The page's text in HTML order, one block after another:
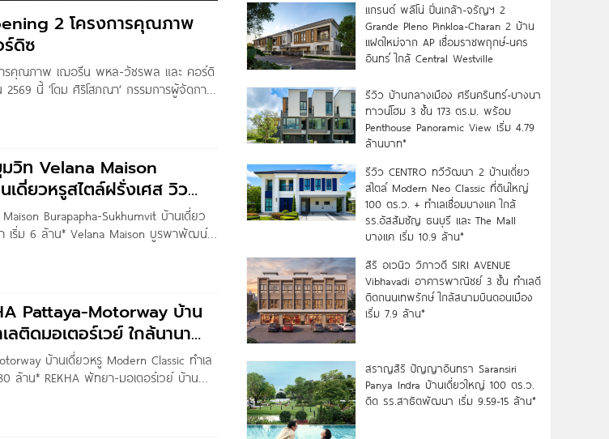
ทยแลนด์ จำกัด (มหาชน) กล่าวว่า
2 โครงการคุณภาพ
ดิซ
การคุณภาพ เฌอรีน พหล-วัชรพล และ คอร์ดิ
นี้ ‘โดม ศิริโสภณา‘ กรรมการผู้จัดการ
หลักลุยที่อยู่อาศัยแนวราบ เตรียม Grand
ก่ เฌอรีน พหล-วัชรพล
วิท Velana Maison
ดี่ยวหรูสไตล์ฝรั่งเศส วิว
Burapapha-Sukhumvit บ้านเดี่ยว
า เริ่ม 6 ล้าน* Velana Maison บูรพาพัฒน์-
Residence จาก Eastern Star ที่ตั้ง
ฉาง จ.ระยอง เป็นถนนที่เชื่อมระหว่างถนน
Pattaya-Motorway บ้าน
ติดมอเตอร์เวย์ ใกล้นานา
บ้านเดี่ยวหรู Modern Classic ทำเล
ล้าน* REKHA พัทยา-มอเตอร์เวย์ บ้าน
กิจระดับสูงในพัทยา โครงการใหม่จาก
of The Crafted Life รูปทรงของ
แกรนด์ พลีโน่ ปิ่นเกล้า-จรัญฯ 2
Grande Pleno Pinkloa-Charan 2 บ้าน
แฝดใหม่จาก AP เชื่อมราชพฤกษ์-นคร
อินทร์ ใกล้ Central Westville
รีวิว บ้านกลางเมือง ศรีนครินทร์-บางนา
ทาวน์โฮม 3 ชั้น 173 ตร.ม. พร้อม
Penthouse Panoramic View เริ่ม 4.79
ล้านบาท*
รีวิว CENTRO ทวีวัฒนา 2 บ้านเดี่ยว
สไตล์ Modern Neo Classic ที่ดินใหญ่
100 ตร.ว. + ทำเลเชื่อมบางแค ใกล้
รร.อัสสัมชัญ ธนบุรี และ The Mall
บางแค เริ่ม 10.9 ล้าน*
สิริ อเวนิว วิภาวดี SIRI AVENUE
Vibhavadi อาคารพาณิชย์ 3 ชั้น ทำเลดี
ติดถนนเทพรักษ์ ใกล้สนามบินดอนเมือง
เริ่ม 7.9 ล้าน*
สราญสิริ ปัญญาอินทรา Saransiri
Panya Indra บ้านเดี่ยวใหญ่ 100 ตร.ว.
ดิด รร.สาธิตพัฒนา เริ่ม 9.59-15 ล้าน*